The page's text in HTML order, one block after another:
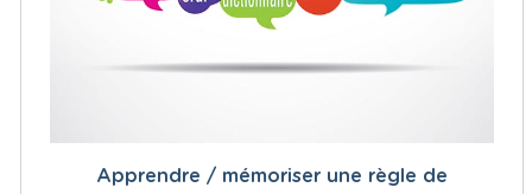
Apprendre / mémoriser une règle de